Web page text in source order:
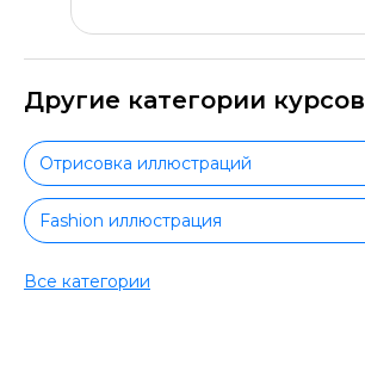
Другие категории курсов
Отрисовка иллюстраций
Fashion иллюстрация
Книжная иллюстрация
Все категории